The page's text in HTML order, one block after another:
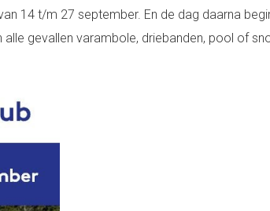
14 t/m 27 september. En de dag daarna
gevallen varambole, driebanden, pool of